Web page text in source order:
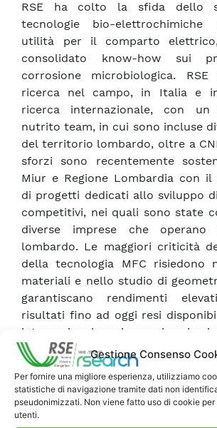
Gestione Consenso
Per fornire una migliore esperienza, utilizziamo
statistiche di navigazione tramite dati non
pseudonimizzati. Non viene fatto uso di cookie
utenti.
RSE ha colto la sfida dello
tecnologie bio-elettrochimiche
utilità per il comparto
consolidato know-how sui
corrosione microbiologica.
ricerca nel campo, in Italia e
ricerca internazionale, con
nutrito team, in cui sono incluse
del territorio lombardo, oltre a
sforzi sono recentemente
Miur e Regione Lombardia con il
di progetti dedicati allo sviluppo
competitivi, nei quali sono state
diverse imprese che
lombardo. Le maggiori criticità
della tecnologia MFC risiedono
materiali e nello studio di
garantiscano rendimenti
risultati fino ad oggi resi
internazionale, in cui si
sperimentazioni preliminari di
la possibile applicazione della
MFC su scala prototipale, in
realizzazione e dal costo
contenuto.